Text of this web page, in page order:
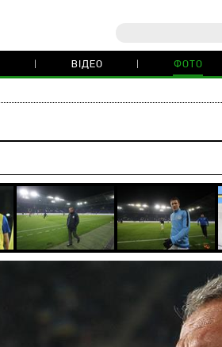
ВІДЕО ФОТО